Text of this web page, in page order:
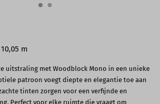
m
uitstraling met Woodblock Mono in een unieke
patroon voegt diepte en elegantie toe aan
tinten zorgen voor een verfijnde en
Perfect voor elke ruimte die vraagt om